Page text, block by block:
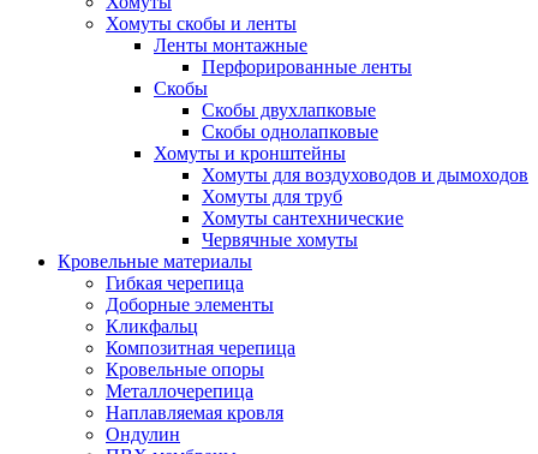
Хомуты скобы и ленты
Ленты монтажные
Перфорированные ленты
Скобы
Скобы двухлапковые
Скобы однолапковые
Хомуты и кронштейны
Хомуты для воздуховодов и дымоходов
Хомуты для труб
Хомуты сантехнические
Червячные хомуты
Кровельные материалы
Гибкая черепица
Доборные элементы
Кликфальц
Композитная черепица
Кровельные опоры
Металлочерепица
Наплавляемая кровля
Ондулин